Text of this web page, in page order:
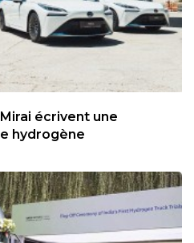
écrivent une
hydrogène